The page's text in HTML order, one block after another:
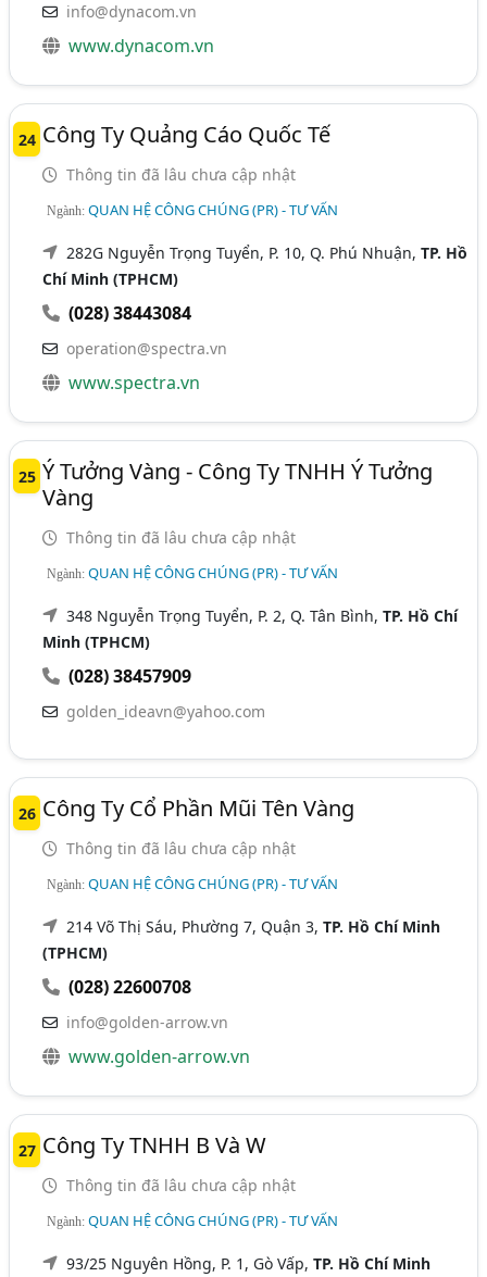
info@dynacom.vn
www.dynacom.vn
24 Công Ty Quảng Cáo Quốc Tế
Thông tin đã lâu chưa cập nhật
Ngành:QUAN HỆ CÔNG CHÚNG (PR) - TƯ VẤN
282G Nguyễn Trọng Tuyển, P. 10, Q. Phú Nhuận,TP. Hồ
Chí Minh (TPHCM)
(028) 38443084
operation@spectra.vn
www.spectra.vn
25 Ý Tưởng Vàng - Công Ty TNHH Ý Tưởng
Vàng
Thông tin đã lâu chưa cập nhật
Ngành:QUAN HỆ CÔNG CHÚNG (PR) - TƯ VẤN
348 Nguyễn Trọng Tuyển, P. 2, Q. Tân Bình,TP. Hồ Chí
Minh (TPHCM)
(028) 38457909
golden_ideavn@yahoo.com
26 Công Ty Cổ Phần Mũi Tên Vàng
Thông tin đã lâu chưa cập nhật
Ngành:QUAN HỆ CÔNG CHÚNG (PR) - TƯ VẤN
214 Võ Thị Sáu, Phường 7, Quận 3,TP. Hồ Chí Minh
(TPHCM)
(028) 22600708
info@golden-arrow.vn
www.golden-arrow.vn
27 Công Ty TNHH B Và W
Thông tin đã lâu chưa cập nhật
Ngành:QUAN HỆ CÔNG CHÚNG (PR) - TƯ VẤN
93/25 Nguyên Hồng, P. 1, Gò Vấp,TP. Hồ Chí Minh